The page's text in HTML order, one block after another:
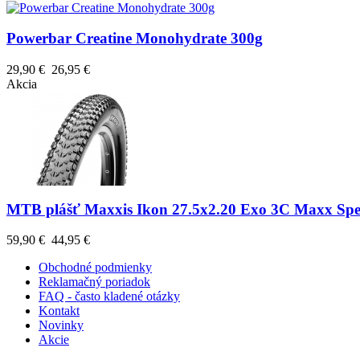
Powerbar Creatine Monohydrate 300g
29,90 € 26,95 €
Akcia
MTB plášť Maxxis Ikon 27.5x2.20 Exo 3C Maxx
59,90 € 44,95 €
Obchodné podmienky
Reklamačný poriadok
FAQ - často kladené otázky
Kontakt
Novinky
Akcie